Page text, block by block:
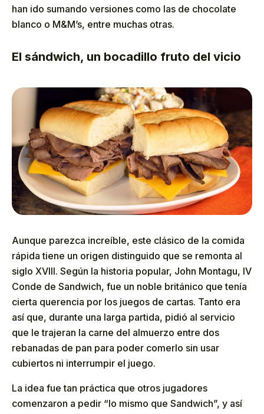
han ido sumando versiones como las de chocolate
blanco o M&M’s, entre muchas otras.
El sándwich, un bocadillo fruto del vicio
Aunque parezca increíble, este clásico de la comida
rápida tiene un origen distinguido que se remonta al
siglo XVIII. Según la historia popular, John Montagu, IV
Conde de Sandwich, fue un noble británico que tenía
cierta querencia por los juegos de cartas. Tanto era
así que, durante una larga partida, pidió al servicio
que le trajeran la carne del almuerzo entre dos
rebanadas de pan para poder comerlo sin usar
cubiertos ni interrumpir el juego.
La idea fue tan práctica que otros jugadores
comenzaron a pedir “lo mismo que Sandwich”, y así